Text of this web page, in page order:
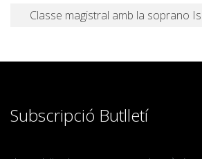
Classe magistral amb la soprano
Subscripció Butlletí